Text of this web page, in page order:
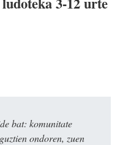
bat: komunitate
ondoren, zuen